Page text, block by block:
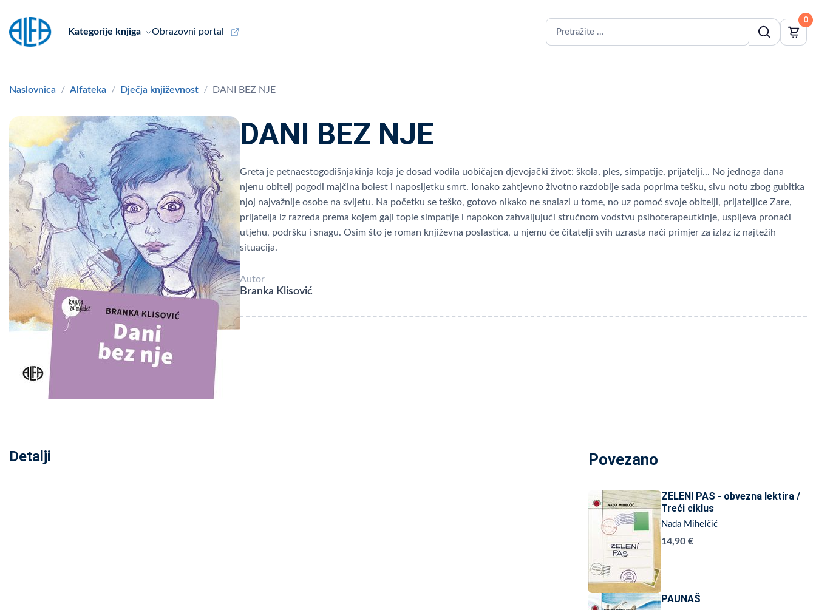
Kategorije knjiga Obrazovni portal
0
Naslovnica Alfateka Dječja književnost DANI BEZ NJE
DANI BEZ NJE
Greta je petnaestogodišnjakinja koja je dosad vodila uobičajen djevojački život: škola, ples, simpatije, prijatelji... No jednoga dana
njenu obitelj pogodi majčina bolest i naposljetku smrt. Ionako zahtjevno životno razdoblje sada poprima tešku, sivu notu zbog gubitka
njoj najvažnije osobe na svijetu. Na početku se teško, gotovo nikako ne snalazi u tome, no uz pomoć svoje obitelji, prijateljice Zare,
prijatelja iz razreda prema kojem gaji tople simpatije i napokon zahvaljujući stručnom vodstvu psihoterapeutkinje, uspijeva pronaći
utjehu, podršku i snagu. Osim što je roman književna poslastica, u njemu će čitatelji svih uzrasta naći primjer za izlaz iz najtežih
situacija.
Autor
Branka Klisović
Detalji Povezano
ZELENI PAS - obvezna lektira /
Treći ciklus
Nada Mihelčić
14,90 €
PAUNAŠ